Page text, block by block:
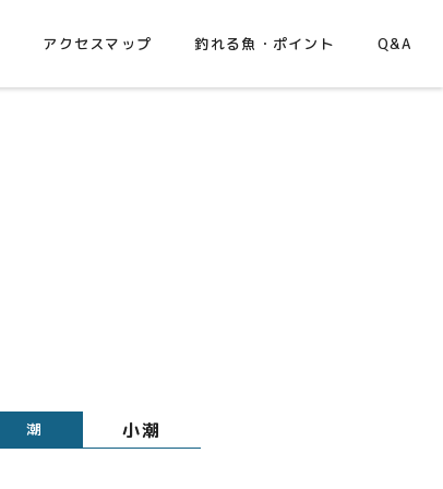
アクセスマップ 釣れる魚・ポイント Q&A
潮 小潮